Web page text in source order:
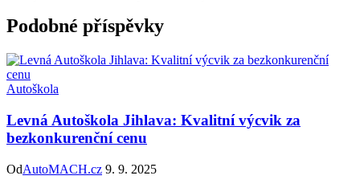
Podobné příspěvky
Autoškola
Levná Autoškola Jihlava: Kvalitní výcvik za
bezkonkurenční cenu
OdAutoMACH.cz 9. 9. 2025